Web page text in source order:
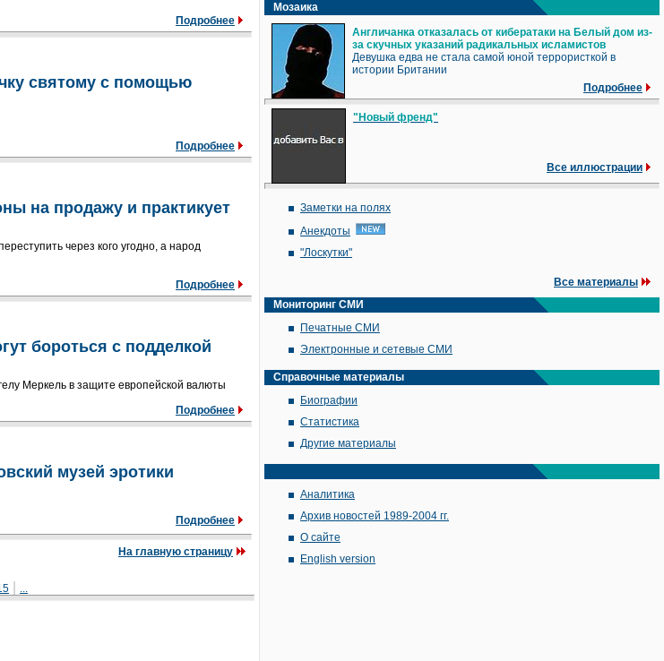
Подробнее
святому с помощью
Подробнее
на продажу и практикует
через кого угодно, а народ
Подробнее
бороться с подделкой
Меркель в защите европейской валюты
Подробнее
музей эротики
Подробнее
На главную страницу
...
Мозаика
Англичанка отказалась от кибератаки на Белый дом из-
за скучных указаний радикальных исламистов
Девушка едва не стала самой юной террористкой в
истории Британии
Подробнее
"Новый френд"
Все иллюстрации
Заметки на полях
Анекдоты
"Лоскутки"
Все материалы
Мониторинг СМИ
Печатные СМИ
Электронные и сетевые СМИ
Справочные материалы
Биографии
Статистика
Другие материалы
Аналитика
Архив новостей 1989-2004 гг.
О сайте
English version